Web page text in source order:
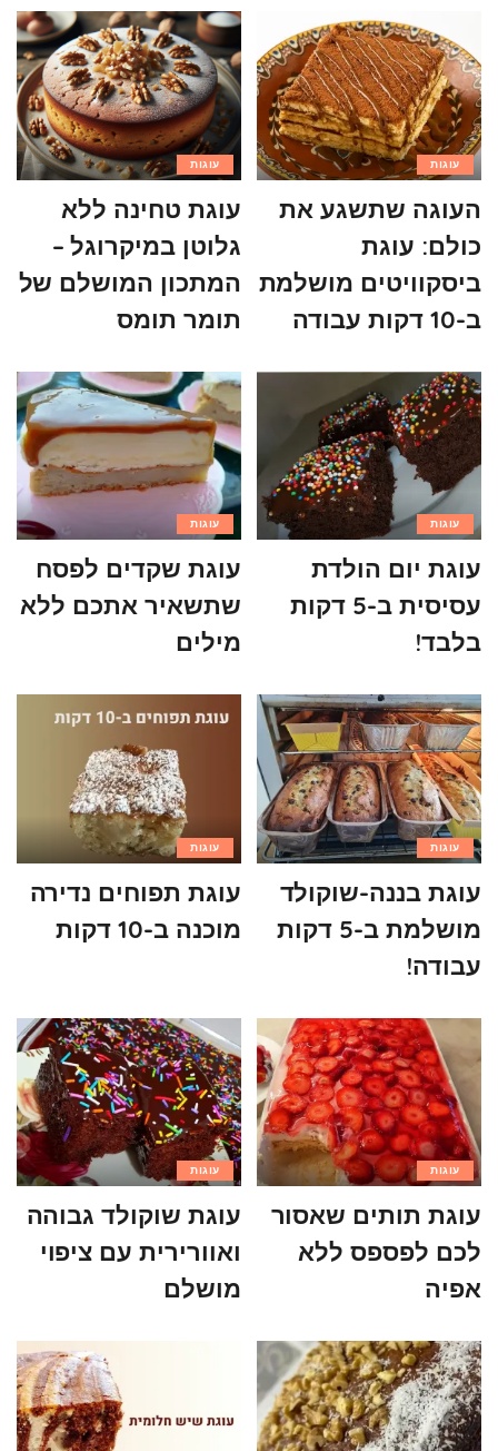
עוגות
העוגה שתשגע את
כולם: עוגת
ביסקוויטים מושלמת
ב-10 דקות עבודה
עוגות
עוגת טחינה ללא
גלוטן במיקרוגל –
המתכון המושלם של
תומר תומס
עוגות
עוגת יום הולדת
עסיסית ב-5 דקות
בלבד!
עוגות
עוגת שקדים לפסח
שתשאיר אתכם ללא
מילים
עוגות
עוגת בננה-שוקולד
מושלמת ב-5 דקות
עבודה!
עוגות
עוגת תפוחים נדירה
מוכנה ב-10 דקות
עוגות
עוגת תותים שאסור
לכם לפספס ללא
אפיה
עוגות
עוגת שוקולד גבוהה
ואוורירית עם ציפוי
מושלם